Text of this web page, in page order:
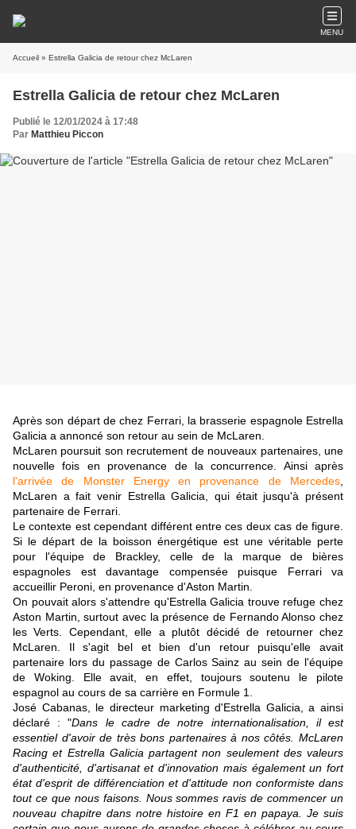
MENU
Accueil » Estrella Galicia de retour chez McLaren
Estrella Galicia de retour chez McLaren
Publié le 12/01/2024 à 17:48
Par Matthieu Piccon
Après son départ de chez Ferrari, la brasserie espagnole Estrella
Galicia a annoncé son retour au sein de McLaren.
McLaren poursuit son recrutement de nouveaux partenaires, une
nouvelle fois en provenance de la concurrence. Ainsi après
l'arrivée de Monster Energy en provenance de Mercedes
McLaren a fait venir Estrella Galicia, qui était jusqu'à présent
partenaire de Ferrari.
Le contexte est cependant différent entre ces deux cas de figure.
Si le départ de la boisson énergétique est une véritable perte
pour l'équipe de Brackley, celle de la marque de bières
espagnoles est davantage compensée puisque Ferrari va
accueillir Peroni, en provenance d'Aston Martin.
On pouvait alors s'attendre qu'Estrella Galicia trouve refuge chez
Aston Martin, surtout avec la présence de Fernando Alonso chez
les Verts. Cependant, elle a plutôt décidé de retourner chez
McLaren. Il s'agit bel et bien d'un retour puisqu'elle avait
partenaire lors du passage de Carlos Sainz au sein de l'équipe
de Woking. Elle avait, en effet, toujours soutenu le pilote
espagnol au cours de sa carrière en Formule 1.
José Cabanas, le directeur marketing d'Estrella Galicia, a ainsi
déclaré : "Dans le cadre de notre internationalisation, il est
essentiel d'avoir de très bons partenaires à nos côtés. McLaren
Racing et Estrella Galicia partagent non seulement des valeurs
d'authenticité, d'artisanat et d'innovation mais également un fort
état d'esprit de différenciation et d'attitude non conformiste dans
tout ce que nous faisons. Nous sommes ravis de commencer un
nouveau chapitre dans notre histoire en F1 en papaya. Je suis